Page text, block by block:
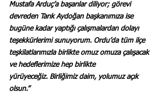
Mustafa Arduç’a başarılar diliyor; görevi
devreden Tarık Aydoğan başkanımıza ise
bugüne kadar yaptığı çalışmalardan dolayı
teşekkürlerimi sunuyorum. Ordu’da tüm ilçe
teşkilatlarımızla birlikte omuz omuza çalışacak
ve hedeflerimize hep birlikte
yürüyeceğiz. Birliğimiz daim, yolumuz açık
olsun.”